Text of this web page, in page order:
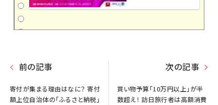
前の記事
寄付が集まる理由はなに？ 寄付
額上位自治体の「ふるさと納税」
次の記事
買い物予算「10万円以上」が半
数超え！ 訪日旅行者は高額消費